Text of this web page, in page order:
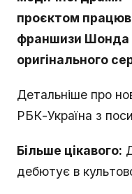
проєктом
франшизи Шонда
оригінального
Детальніше про
РБК-Україна з
Більше цікавого:
дебютує в